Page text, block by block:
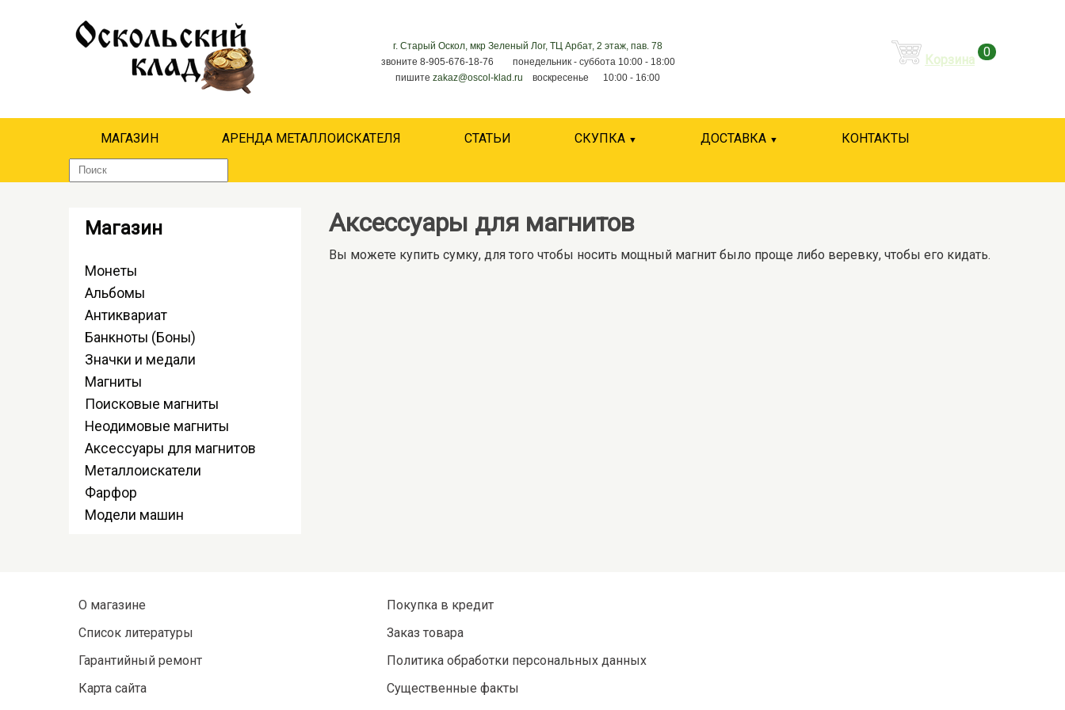
г. Старый Оскол, мкр Зеленый Лог, ТЦ Арбат, 2 этаж, пав. 78
звоните 8-905-676-18-76 понедельник - суббота 10:00 - 18:00
пишитеzakaz@oscol-klad.ru воскресенье 10:00 - 16:00
Корзина
0
МАГАЗИН АРЕНДА МЕТАЛЛОИСКАТЕЛЯ СТАТЬИ СКУПКА ДОСТАВКА КОНТАКТЫ
Аксессуары для магнитов
Вы можете купить сумку, для того чтобы носить мощный магнит было проще либо веревку, чтобы его кидать.
Магазин
Монеты
Альбомы
Антиквариат
Банкноты (Боны)
Значки и медали
Магниты
Поисковые магниты
Неодимовые магниты
Аксессуары для магнитов
Металлоискатели
Фарфор
Модели машин
О магазине
Список литературы
Гарантийный ремонт
Карта сайта
Покупка в кредит
Заказ товара
Политика обработки персональных данных
Существенные факты